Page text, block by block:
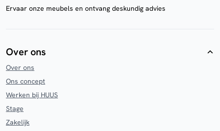
Ervaar onze meubels en ontvang deskundig advies
Over ons
Over ons
Ons concept
Werken bij HUUS
Stage
Zakelijk